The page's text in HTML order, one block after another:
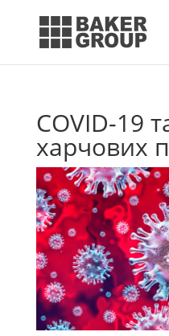
COVID-19
харчових